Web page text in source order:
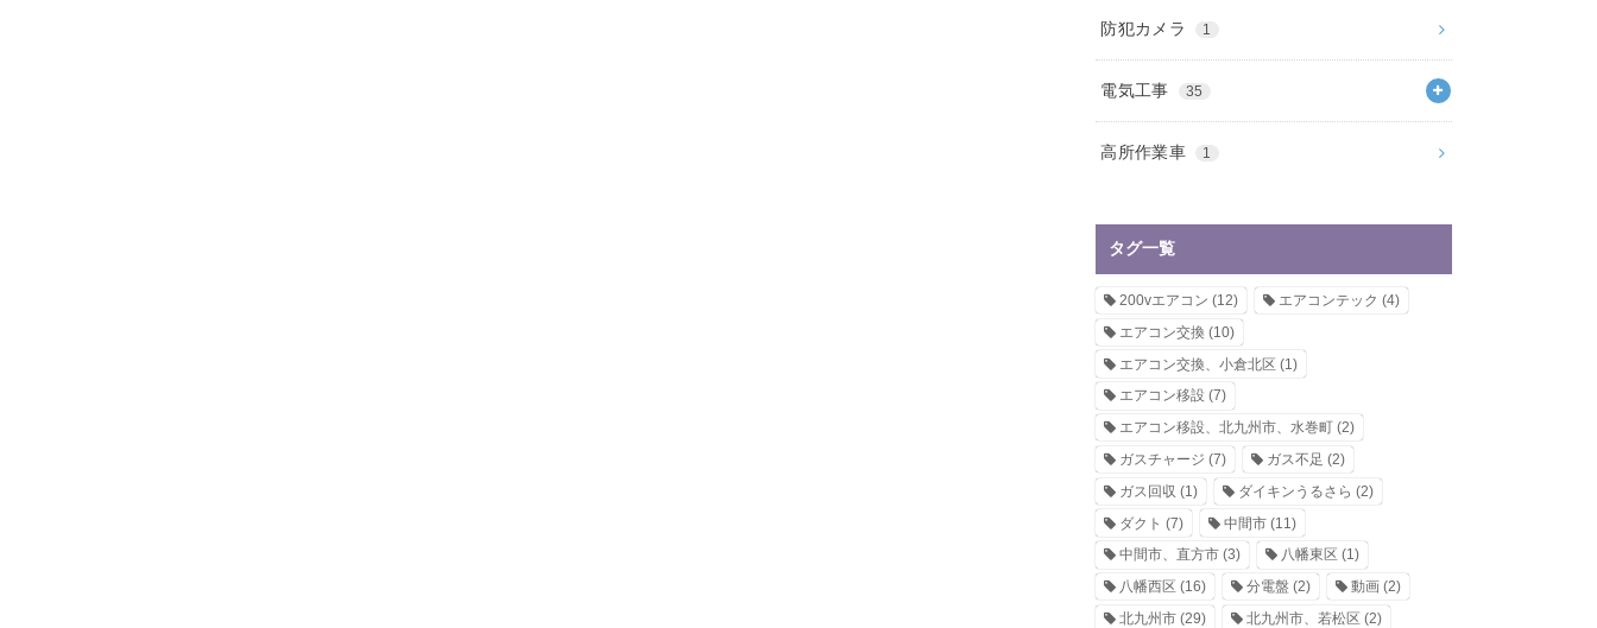
防犯カメラ 1
電気工事 35
高所作業車 1
タグ一覧
200vエアコン (12) エアコンテック (4)
エアコン交換 (10)
エアコン交換、小倉北区 (1)
エアコン移設 (7)
エアコン移設、北九州市、水巻町 (2)
ガスチャージ (7) ガス不足 (2)
ガス回収 (1) ダイキンうるさら (2)
ダクト (7) 中間市(11)
中間市、直方市 (3) 八幡東区 (1)
八幡西区 (16) 分電盤 (2) 動画(2)
北九州市 (29) 北九州市、若松区 (2)